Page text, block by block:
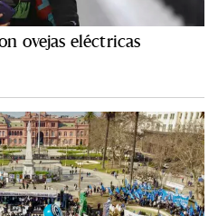
ovejas eléctricas